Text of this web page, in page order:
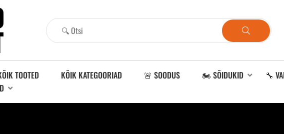
TOOTED KÕIK KATEGOORIAD 🚨 SOODUS 🏍️ SÕIDUKID 🔧